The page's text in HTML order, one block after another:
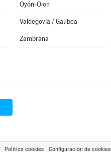
Oyón-Oion
Valdegovía / Gaubea
Zambrana
Política cookies Configuración de cookies